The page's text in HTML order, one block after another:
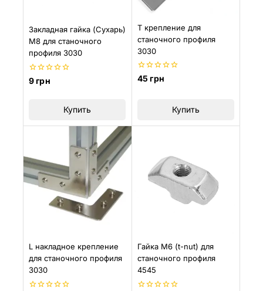
Закладная гайка (Сухарь)
М8 для станочного
профиля 3030
0
9грн
Купить
Т крепление для
станочного профиля
3030
0
45грн
Купить
L накладное крепление
для станочного профиля
3030
Гайка М6 (t-nut) для
станочного профиля
4545